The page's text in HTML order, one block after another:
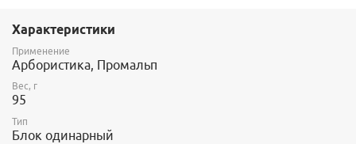
Характеристики
Применение
Арбористика, Промальп
Вес, г
95
Тип
Блок одинарный